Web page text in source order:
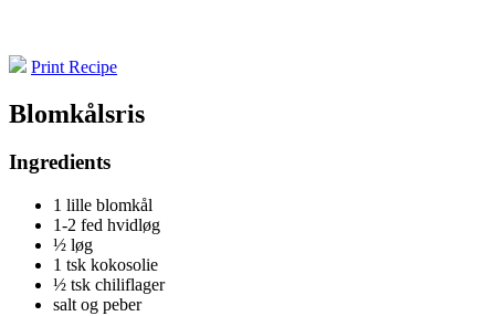
Print Recipe
Blomkålsris
Ingredients
1 lille blomkål
1-2 fed hvidløg
½ løg
1 tsk kokosolie
½ tsk chiliflager
salt og peber